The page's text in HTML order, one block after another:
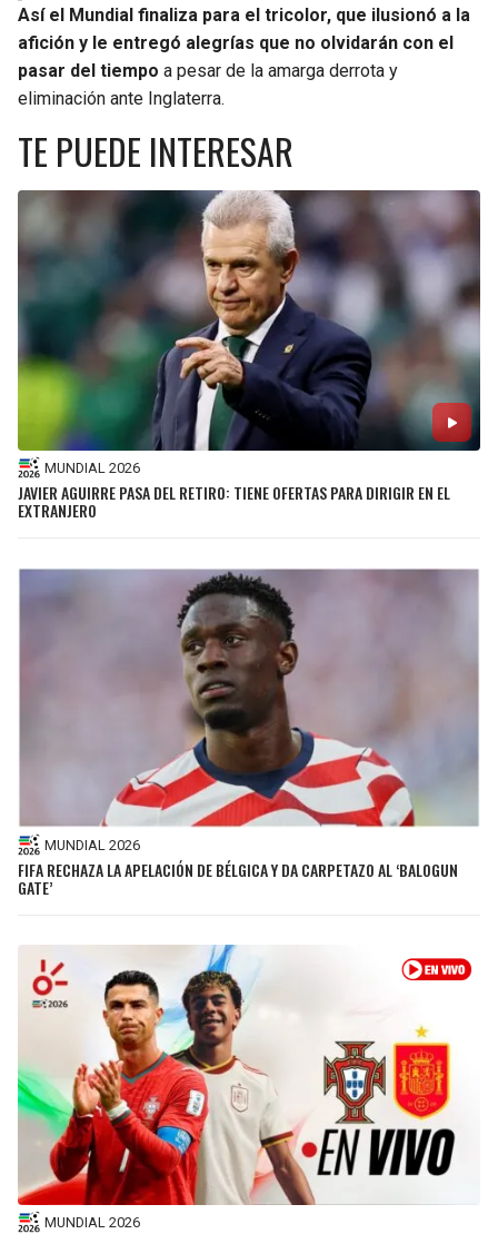
Así el Mundial finaliza para el tricolor, que ilusionó a la
afición y le entregó alegrías que no olvidarán con el
pasar del tiempo a pesar de la amarga derrota y
eliminación ante Inglaterra.
TE PUEDE INTERESAR
MUNDIAL 2026
JAVIER AGUIRRE PASA DEL RETIRO: TIENE OFERTAS PARA DIRIGIR EN EL
EXTRANJERO
MUNDIAL 2026
FIFA RECHAZA LA APELACIÓN DE BÉLGICA Y DA CARPETAZO AL ‘BALOGUN
GATE’
MUNDIAL 2026